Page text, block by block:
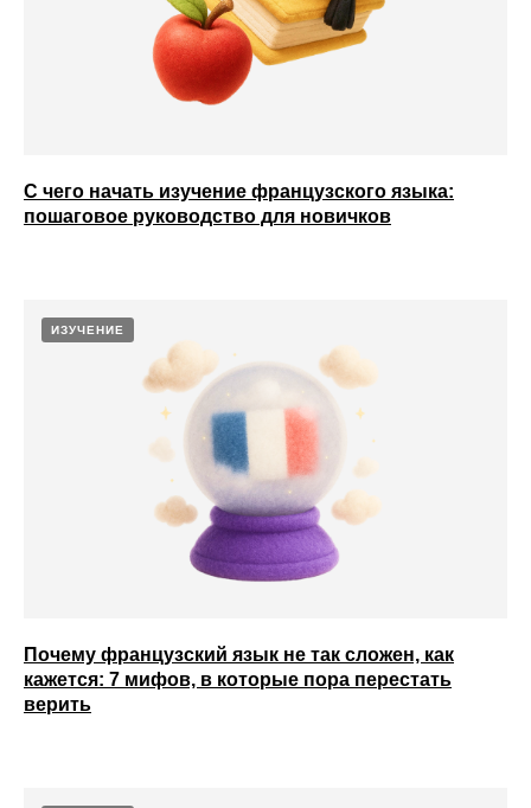
С чего начать изучение французского языка:
пошаговое руководство для новичков
ИЗУЧЕНИЕ
Почему французский язык не так сложен, как
кажется: 7 мифов, в которые пора перестать
верить